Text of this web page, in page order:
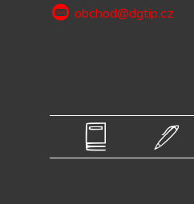
obchod@dgtip.cz